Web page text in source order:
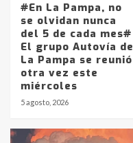
#En La Pampa, no
se olvidan nunca
del 5 de cada mes#
El grupo Autovía de
La Pampa se reunió
otra vez este
miércoles
5 agosto, 2026